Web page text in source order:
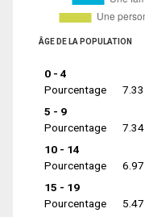
ÂGE DE LA POPULATION
0 - 4
Pourcentage
7.33
5 - 9
Pourcentage
7.34
10 - 14
Pourcentage
6.97
15 - 19
Pourcentage
5.47